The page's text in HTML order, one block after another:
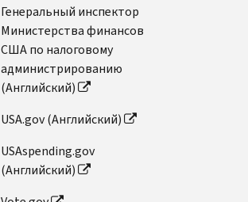
Генеральный инспектор
Министерства финансов
США по налоговому
администрированию
(Английский)
USA.gov (Английский)
USAspending.gov
(Английский)